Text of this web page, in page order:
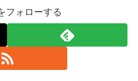
フォローする